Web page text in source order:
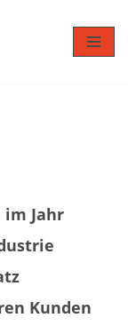
im Jahr
Kunden